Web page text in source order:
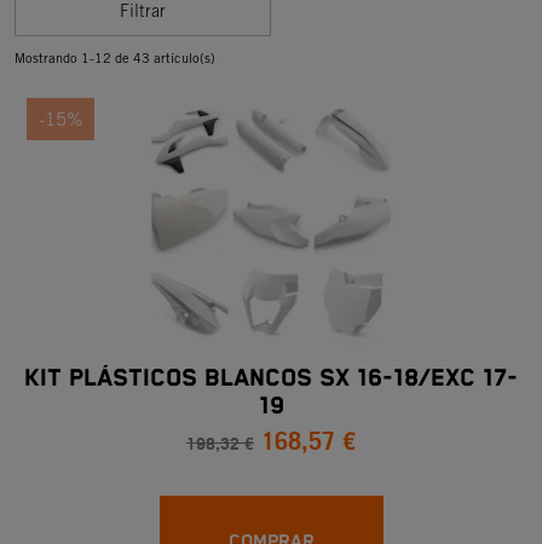
Filtrar
Mostrando 1-12 de 43 artículo(s)
-15%
KIT PLÁSTICOS BLANCOS SX 16-18/EXC 17-
19
198,32 € 168,57 €